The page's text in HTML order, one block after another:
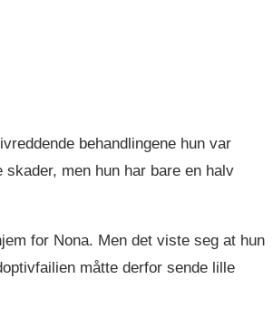
behandlingene hun var
men hun har bare en halv
for Nona. Men det viste seg at hun
måtte derfor sende lille